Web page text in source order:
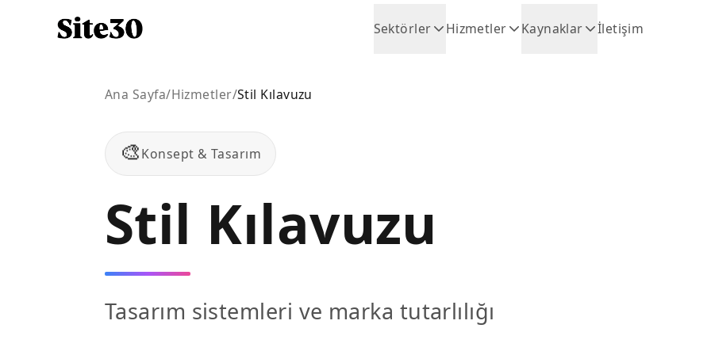
Sektörler Hizmetler Kaynaklar İletişim
Ana Sayfa/Hizmetler/Stil Kılavuzu
🎨Konsept & Tasarım
Stil Kılavuzu
Tasarım sistemleri ve marka tutarlılığı